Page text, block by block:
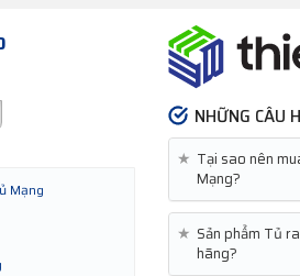
Mạng
NHỮNG CÂU
★ Tại sao nên
Mạng?
★ Sản phẩm Tủ
hãng?